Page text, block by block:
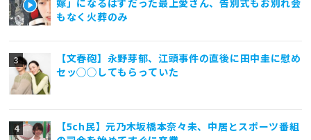
嫁」になるはずだった最上愛さん、告別式もお別れ会
もなく火葬のみ
【文春砲】永野芽郁、江頭事件の直後に田中圭に慰め
セッ◯◯してもらっていた
【5ch民】元乃木坂橋本奈々未、中居とスポーツ番組